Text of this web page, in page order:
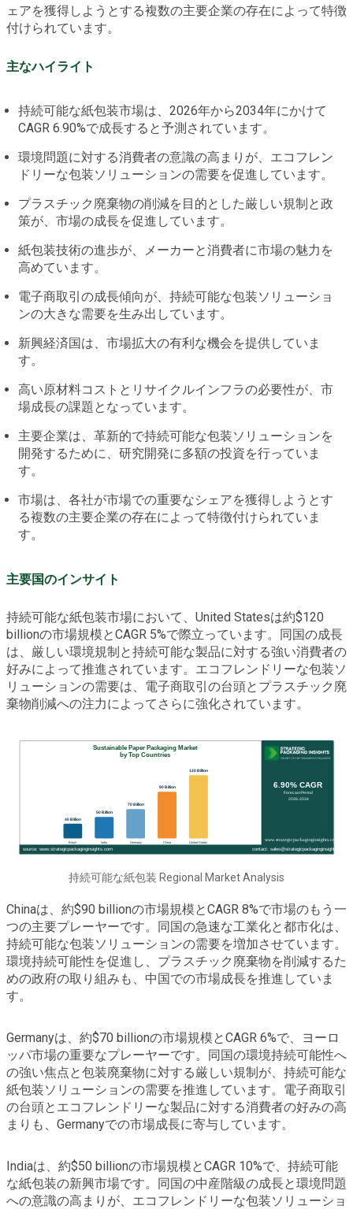
ェアを獲得しようとする複数の主要企業の存在によって特徴
付けられています。
主なハイライト
持続可能な紙包装市場は、2026年から2034年にかけて
CAGR 6.90%で成長すると予測されています。
環境問題に対する消費者の意識の高まりが、エコフレン
ドリーな包装ソリューションの需要を促進しています。
プラスチック廃棄物の削減を目的とした厳しい規制と政
策が、市場の成長を促進しています。
紙包装技術の進歩が、メーカーと消費者に市場の魅力を
高めています。
電子商取引の成長傾向が、持続可能な包装ソリューショ
ンの大きな需要を生み出しています。
新興経済国は、市場拡大の有利な機会を提供していま
す。
高い原材料コストとリサイクルインフラの必要性が、市
場成長の課題となっています。
主要企業は、革新的で持続可能な包装ソリューションを
開発するために、研究開発に多額の投資を行っていま
す。
市場は、各社が市場での重要なシェアを獲得しようとす
る複数の主要企業の存在によって特徴付けられていま
す。
主要国のインサイト
持続可能な紙包装市場において、United Statesは約$120
billionの市場規模とCAGR 5%で際立っています。同国の成長
は、厳しい環境規制と持続可能な製品に対する強い消費者の
好みによって推進されています。エコフレンドリーな包装ソ
リューションの需要は、電子商取引の台頭とプラスチック廃
棄物削減への注力によってさらに強化されています。
持続可能な紙包装 Regional Market Analysis
Chinaは、約$90 billionの市場規模とCAGR 8%で市場のもう一
つの主要プレーヤーです。同国の急速な工業化と都市化は、
持続可能な包装ソリューションの需要を増加させています。
環境持続可能性を促進し、プラスチック廃棄物を削減するた
めの政府の取り組みも、中国での市場成長を推進していま
す。
Germanyは、約$70 billionの市場規模とCAGR 6%で、ヨーロ
ッパ市場の重要なプレーヤーです。同国の環境持続可能性へ
の強い焦点と包装廃棄物に対する厳しい規制が、持続可能な
紙包装ソリューションの需要を推進しています。電子商取引
の台頭とエコフレンドリーな製品に対する消費者の好みの高
まりも、Germanyでの市場成長に寄与しています。
Indiaは、約$50 billionの市場規模とCAGR 10%で、持続可能
な紙包装の新興市場です。同国の中産階級の成長と環境問題
への意識の高まりが、エコフレンドリーな包装ソリューショ